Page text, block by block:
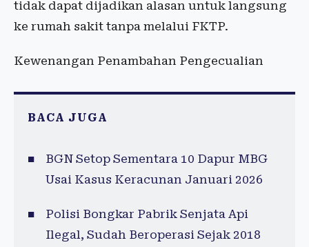
tidak dapat dijadikan alasan untuk langsung
ke rumah sakit tanpa melalui FKTP.
Kewenangan Penambahan Pengecualian
BACA JUGA
BGN Setop Sementara 10 Dapur MBG
Usai Kasus Keracunan Januari 2026
Polisi Bongkar Pabrik Senjata Api
Ilegal, Sudah Beroperasi Sejak 2018